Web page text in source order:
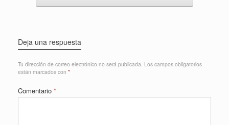
Deja una respuesta
Tu dirección de correo electrónico no será publicada. Los campos obligatorios
están marcados con *
Comentario *